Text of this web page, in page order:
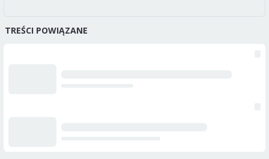
TREŚCI POWIĄZANE